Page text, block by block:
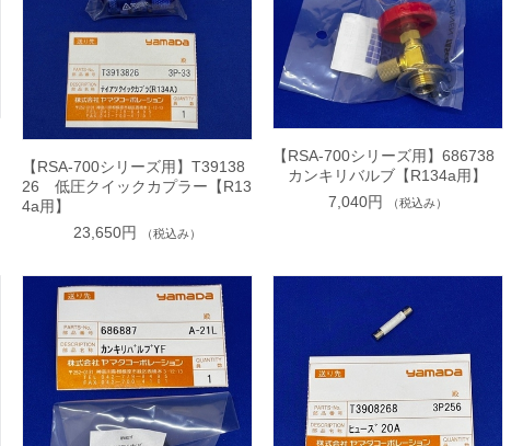
【RSA-700シリーズ用】T39138
26 低圧クイックカプラー【R13
4a用】
23,650円
（税込み）
【RSA-700シリーズ用】686738
カンキリバルブ【R134a用】
7,040円
（税込み）